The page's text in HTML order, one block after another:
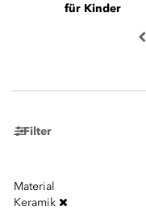
für Kinder
Filter
Material
Keramik